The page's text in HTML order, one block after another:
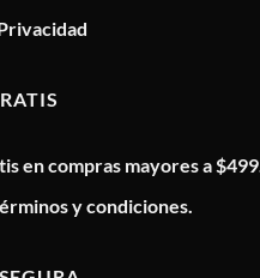
en compras mayores a $499.
y condiciones.